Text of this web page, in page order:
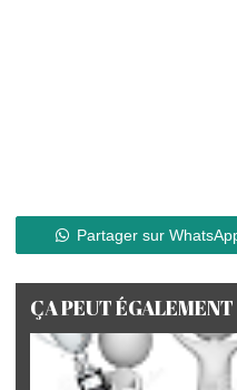
Partager sur
ÇA PEUT